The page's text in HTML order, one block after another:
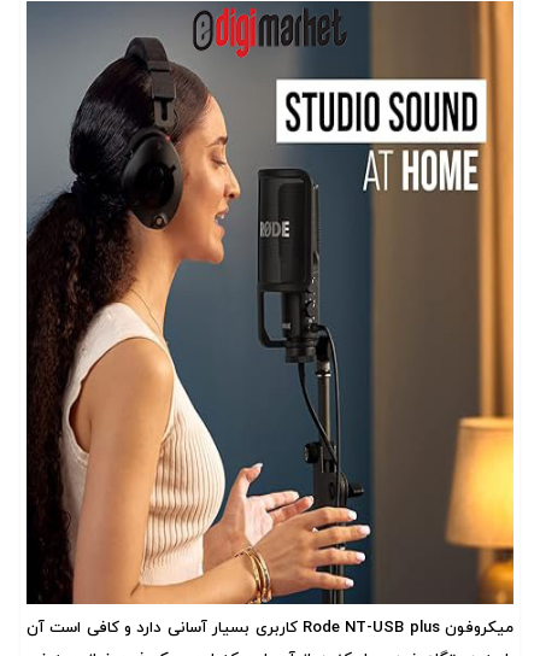
میکروفون Rode NT-USB plus کاربری بسیار آسانی دارد و کافی است آن